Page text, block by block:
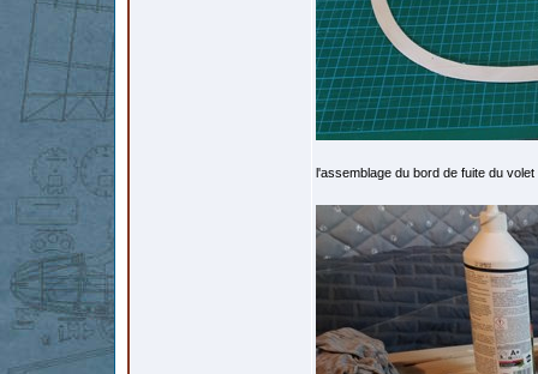
l'assemblage du bord de fuite du